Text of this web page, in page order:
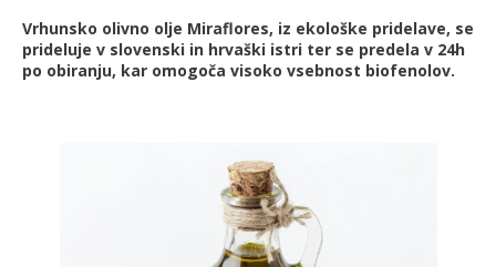
Vrhunsko olivno olje Miraflores, iz ekološke pridelave, se
prideluje v slovenski in hrvaški istri ter se predela v 24h
po obiranju, kar omogoča visoko vsebnost biofenolov.